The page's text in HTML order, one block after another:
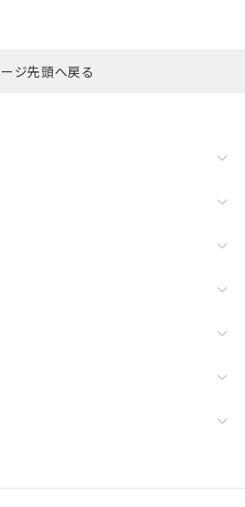
ジ先頭へ戻る